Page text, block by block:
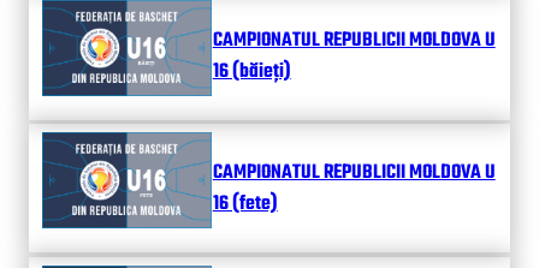
CAMPIONATUL REPUBLICII MOLDOVA U
16 (băieți)
CAMPIONATUL REPUBLICII MOLDOVA U
16 (fete)